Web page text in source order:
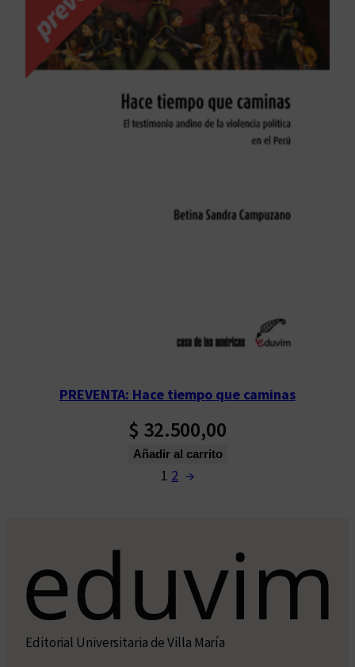
PREVENTA: Hace tiempo que caminas
$ 32.500,00
Añadir al carrito
1 2 →
Editorial Universitaria de Villa María